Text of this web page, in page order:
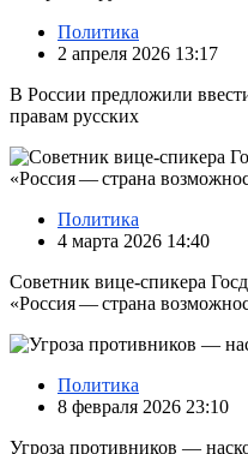
Политика
2 апреля 2026 13:17
В России предложили
правам русских
Политика
4 марта 2026 14:40
Советник вице-спикера
«Россия — страна
Политика
8 февраля 2026 23:10
Угроза противников —